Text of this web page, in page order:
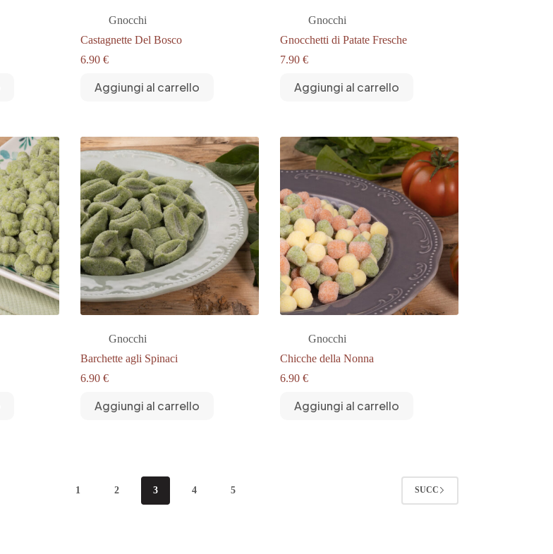
Gnocchi
Castagnette Del Bosco
6.90 €
Aggiungi al carrello
Gnocchi
Gnocchetti di Patate Fresche
7.90 €
Aggiungi al carrello
Gnocchi
Barchette agli Spinaci
6.90 €
Aggiungi al carrello
Gnocchi
Chicche della Nonna
6.90 €
Aggiungi al carrello
1 2 3 4 5 SUCC